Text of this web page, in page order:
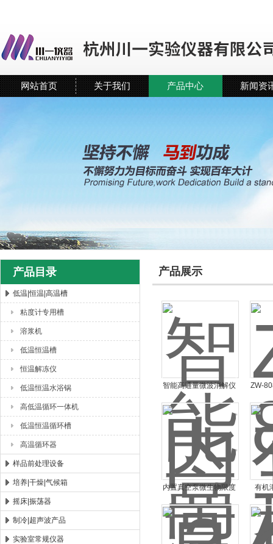
杭州川一实验仪器有限公司
网站首页 关于我们 产品中心 新闻资
产品目录
低温|恒温|高温槽
粘度计专用槽
溶浆机
低温恒温槽
恒温解冻仪
低温恒温水浴锅
高低温循环一体机
低温恒温循环槽
高温循环器
样品前处理设备
培养|干燥|气候箱
摇床|振荡器
制冷|超声波产品
实验室常规仪器
产品展示
智能高通量微波消解仪
CYWB-6
ZW-
内置真空泵微生物限度
检测装置CYW-300B
有机